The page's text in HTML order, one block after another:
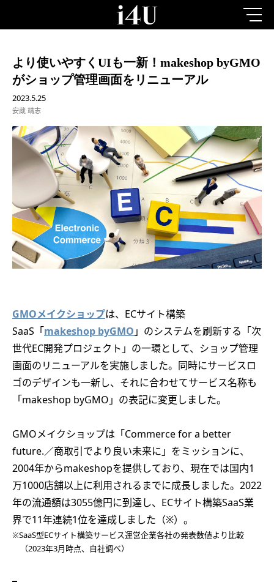
より使いやすくUIも一新！makeshop byGMO
がショップ管理画面をリニューアル
2023.5.25
安蔵 靖志
GMOメイクショップは、ECサイト構築
SaaS「makeshop byGMO 」のシステムを刷新する「次
世代EC開発プロジェクト」の一環として、ショップ管理
画面のリニューアルを実施しました。同時にサービスロ
ゴのデザインも一新し、それに合わせてサービス名称も
「makeshop byGMO」の表記に変更しました。
GMOメイクショップは「Commerce for a better
future.／商取引でより良い未来に」をミッションに、
2004年からmakeshopを提供しており、現在では国内1
万1000店舗以上に利用されるまでに成長しました。2022
年の流通額は3055億円に到達し、ECサイト構築SaaS業
界で11年連続1位を達成しました（※）。
※SaaS型ECサイト構築サービス運営企業各社の発表数値より比較
（2023年3月時点、自社調べ）